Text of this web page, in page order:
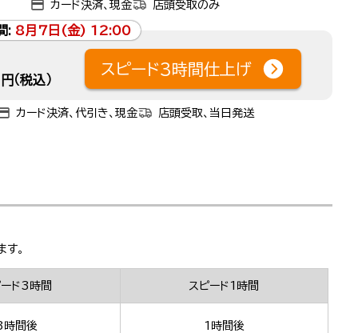
カード決済、現金 店頭受取のみ
: 8月7日(金) 12:00
円（税込）
スピード3時間仕上げ
カード決済、代引き、現金 店頭受取、当日発送
。
ド3時間 スピード1時間
間後 1時間後